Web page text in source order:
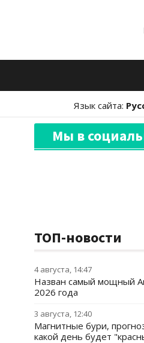
Язык сайта:
Мы в
ТОП-новости
4 августа, 14:47
Назван самый мощный
2026 года
3 августа, 12:40
Магнитные бури,
какой день будет